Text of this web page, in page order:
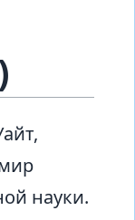
науки.